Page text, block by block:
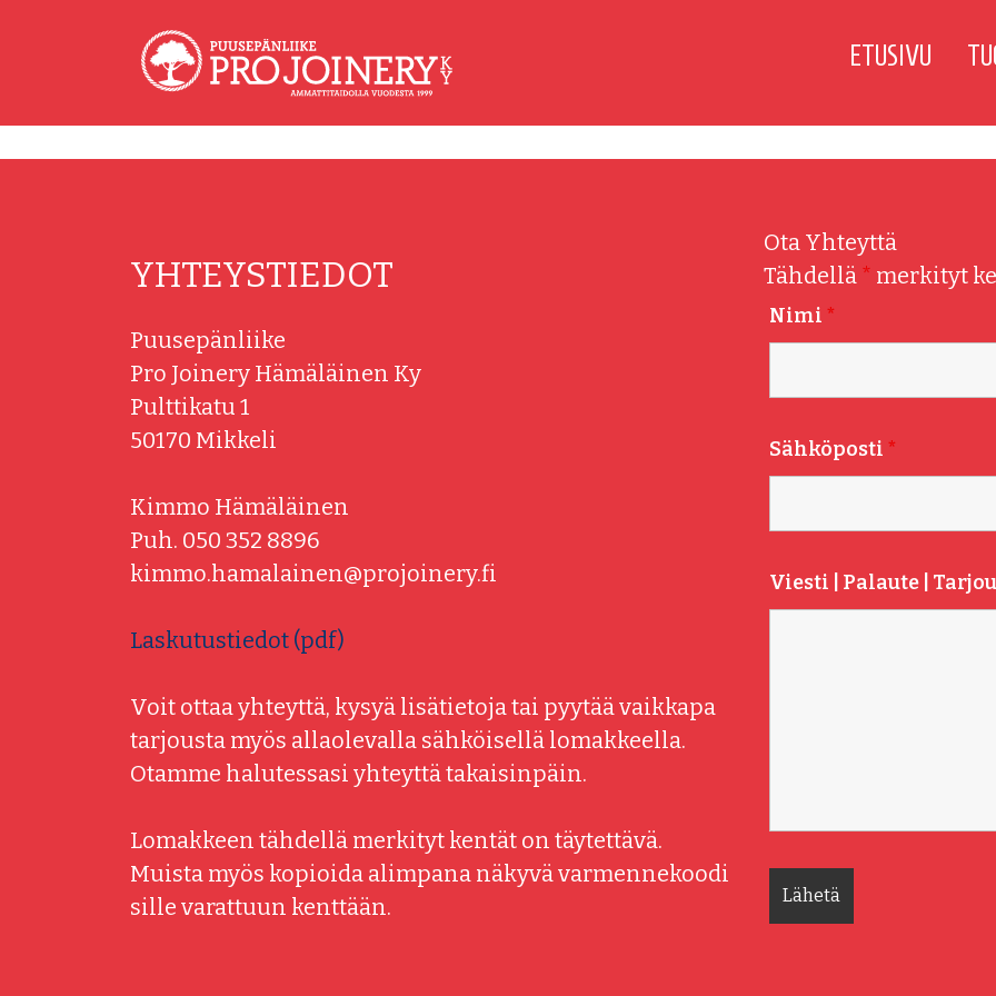
ETUSIVU
YHTEYSTIEDOT
Puusepänliike
Pro Joinery Hämäläinen Ky
Pulttikatu 1
50170 Mikkeli
Kimmo Hämäläinen
Puh. 050 352 8896
kimmo.hamalainen@projoinery.fi
Laskutustiedot (pdf)
Voit ottaa yhteyttä, kysyä lisätietoja tai pyytää vaikkapa
tarjousta myös allaolevalla sähköisellä lomakkeella.
Otamme halutessasi yhteyttä takaisinpäin.
Lomakkeen tähdellä merkityt kentät on täytettävä.
Muista myös kopioida alimpana näkyvä varmennekoodi
sille varattuun kenttään.
Ota Yhteyttä
Tähdellä * merkityt
Nimi *
Sähköposti *
Viesti | Palaute |